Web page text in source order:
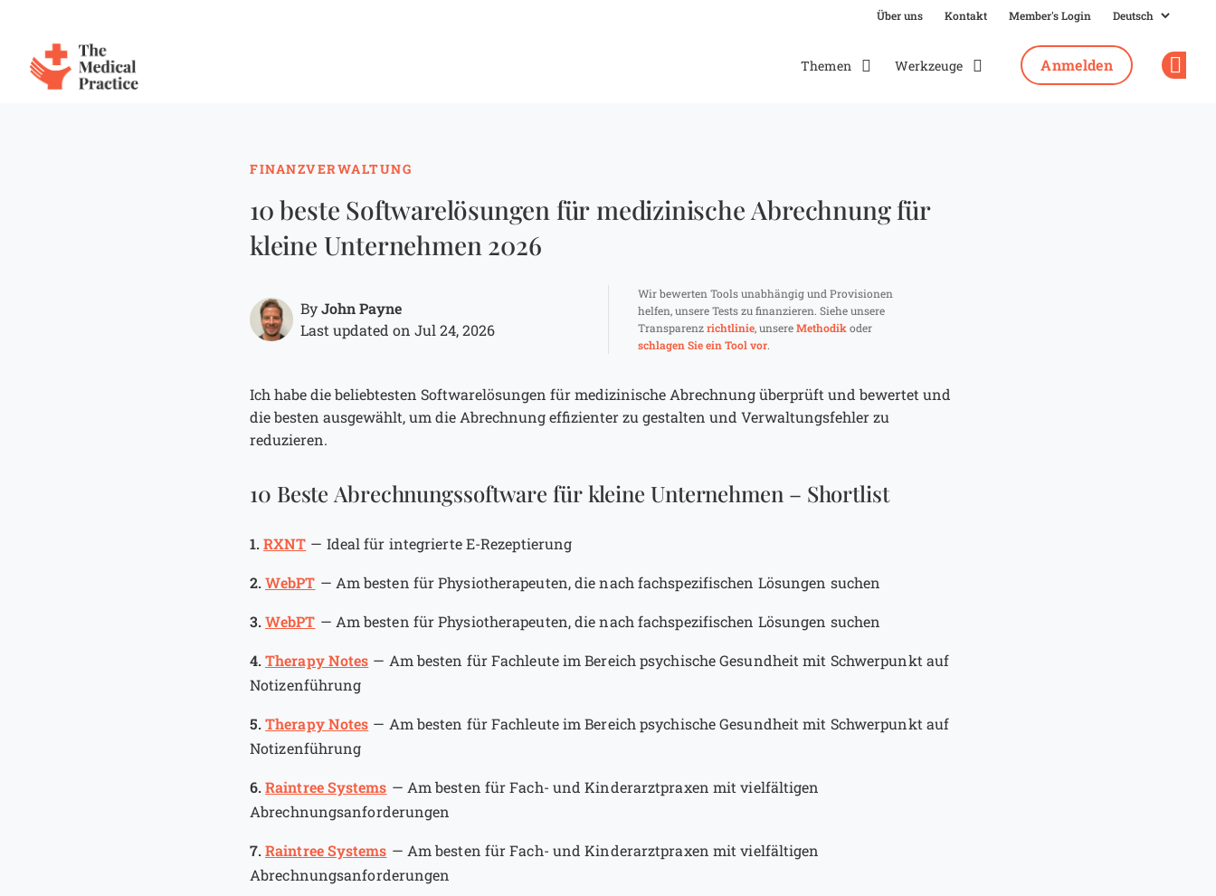
Über uns Kontakt Member's Login
Themen Werkzeuge Anmelden
FINANZVERWALTUNG
10 beste Softwarelösungen für medizinische Abrechnung für
kleine Unternehmen 2026
ByJohn Payne
Last updated on Jul 24, 2026
Wir bewerten Tools unabhängig und Provisionen
helfen, unsere Tests zu finanzieren. Siehe unsere
Transparenzrichtlinie, unsereMethodik oder
schlagen Sie ein Tool vor.
Ich habe die beliebtesten Softwarelösungen für medizinische Abrechnung überprüft und bewertet und
die besten ausgewählt, um die Abrechnung effizienter zu gestalten und Verwaltungsfehler zu
reduzieren.
10 Beste Abrechnungssoftware für kleine Unternehmen – Shortlist
1.RXNT — Ideal für integrierte E-Rezeptierung
2.WebPT — Am besten für Physiotherapeuten, die nach fachspezifischen Lösungen suchen
3.WebPT — Am besten für Physiotherapeuten, die nach fachspezifischen Lösungen suchen
4.Therapy Notes — Am besten für Fachleute im Bereich psychische Gesundheit mit Schwerpunkt auf
Notizenführung
5.Therapy Notes — Am besten für Fachleute im Bereich psychische Gesundheit mit Schwerpunkt auf
Notizenführung
6.Raintree Systems — Am besten für Fach- und Kinderarztpraxen mit vielfältigen
Abrechnungsanforderungen
7.Raintree Systems — Am besten für Fach- und Kinderarztpraxen mit vielfältigen
Abrechnungsanforderungen